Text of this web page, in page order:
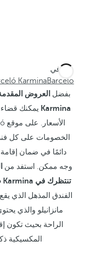
أنت في
Barceló
Karmina
بفضل
Karmina يمكنك
الخصومات على كل
دائمًا في ضمان
وجه ممكن. استفد من
تنتظرك في Barceló Karmina
الفندق المذهل الذي
مانزانيلو والذي
الراحة بحيث تكون
المكسيكية